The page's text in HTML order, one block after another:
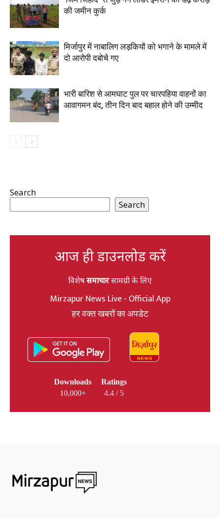
की जमीन कुर्क
मिर्जापुर में नाबालिग लड़कियों को भगाने के मामले में
दो आरोपी दबोचे गए
भारी बारिश से आमघाट पुल पर चारपहिया वाहनों का
आवागमन बंद, तीन दिन बाद बहाल होने की उम्मीद
Search
Search
आज ही डाउनलोड करें
विशेषसमाचारसामग्री के लिए
Mirzapur News Live - Official App
हर वक्त खबरों का अपडेट
Downloads
10,000+
Ratings
4.4 / 5